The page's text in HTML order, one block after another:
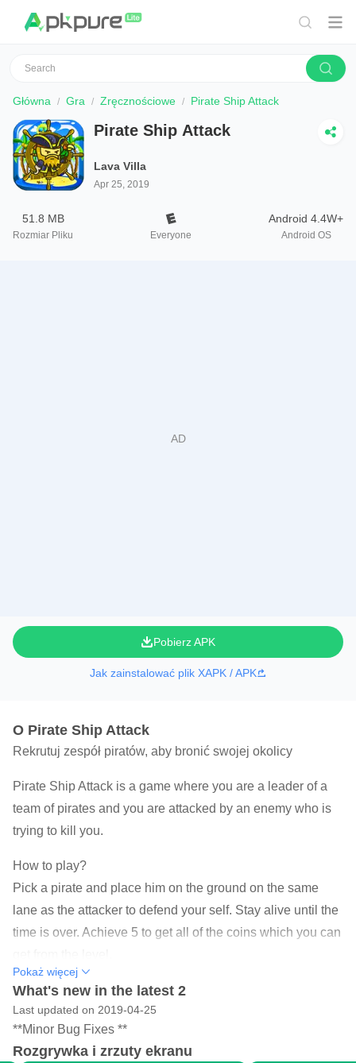
Główna Gra Zręcznościowe Pirate Ship Attack
Pirate Ship Attack
Lava Villa
Apr 25, 2019
51.8 MB
Rozmiar Pliku Everyone
Android 4.4W+
Android OS
Pobierz APK
Jak zainstalować plik XAPK / APK
O Pirate Ship Attack
Rekrutuj zespół piratów, aby bronić swojej okolicy
Pirate Ship Attack is a game where you are a leader of a
team of pirates and you are attacked by an enemy who is
trying to kill you.
How to play?
Pick a pirate and place him on the ground on the same
lane as the attacker to defend your self. Stay alive until the
time is over. Achieve 5 to get all of the coins which you can
#Make sure to distribute your money wisely as you have a
limited amount to spend.
# Every pirate has different capabilities and strengths.
# Money is generated automatically by time and by killing
Pokaż więcej
What's new in the latest 2
Last updated on 2019-04-25
**Minor Bug Fixes **
Rozgrywka i zrzuty ekranu